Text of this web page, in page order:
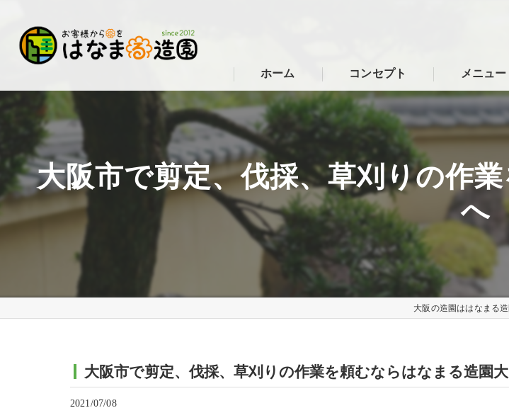
ホーム コンセプト メニュー
大阪市で剪定、伐採、草刈りの作
へ
大阪の造園ははなまる
大阪市で剪定、伐採、草刈りの作業を頼むならはなまる造園
2021/07/08